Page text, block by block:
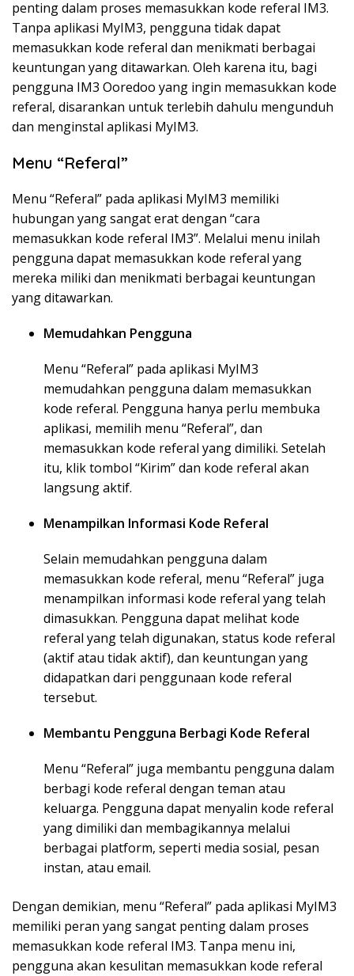
penting dalam proses memasukkan kode referal IM3.
Tanpa aplikasi MyIM3, pengguna tidak dapat
memasukkan kode referal dan menikmati berbagai
keuntungan yang ditawarkan. Oleh karena itu, bagi
pengguna IM3 Ooredoo yang ingin memasukkan kode
referal, disarankan untuk terlebih dahulu mengunduh
dan menginstal aplikasi MyIM3.
Menu “Referal”
Menu “Referal” pada aplikasi MyIM3 memiliki
hubungan yang sangat erat dengan “cara
memasukkan kode referal IM3”. Melalui menu inilah
pengguna dapat memasukkan kode referal yang
mereka miliki dan menikmati berbagai keuntungan
yang ditawarkan.
Memudahkan Pengguna
Menu “Referal” pada aplikasi MyIM3
memudahkan pengguna dalam memasukkan
kode referal. Pengguna hanya perlu membuka
aplikasi, memilih menu “Referal”, dan
memasukkan kode referal yang dimiliki. Setelah
itu, klik tombol “Kirim” dan kode referal akan
langsung aktif.
Menampilkan Informasi Kode Referal
Selain memudahkan pengguna dalam
memasukkan kode referal, menu “Referal” juga
menampilkan informasi kode referal yang telah
dimasukkan. Pengguna dapat melihat kode
referal yang telah digunakan, status kode referal
(aktif atau tidak aktif), dan keuntungan yang
didapatkan dari penggunaan kode referal
tersebut.
Membantu Pengguna Berbagi Kode Referal
Menu “Referal” juga membantu pengguna dalam
berbagi kode referal dengan teman atau
keluarga. Pengguna dapat menyalin kode referal
yang dimiliki dan membagikannya melalui
berbagai platform, seperti media sosial, pesan
instan, atau email.
Dengan demikian, menu “Referal” pada aplikasi MyIM3
memiliki peran yang sangat penting dalam proses
memasukkan kode referal IM3. Tanpa menu ini,
pengguna akan kesulitan memasukkan kode referal